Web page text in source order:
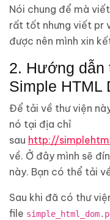
Nói chung để mà
rất tốt nhưng viết pr
được nên mình xin
2. Hướng dẫn
Simple HTML
Để tải về thư viện
nó tại địa chỉ
sau http://
về. Ở đây mình sẽ
này. Bạn có thể tải
Sau khi đã có thư
file